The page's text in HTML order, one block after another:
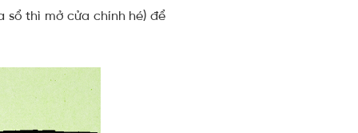
sổ thì mở cửa chính hé) để